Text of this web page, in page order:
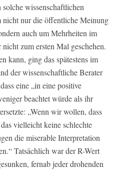
wissenschaftlichen
nicht nur die öffentliche Meinung
auch um Mehrheiten im
zum ersten Mal geschehen.
kann, ging das spätestens im
der wissenschaftliche Berater
eine „in eine positive
beachtet würde als ihr
„Wenn wir wollen, dass
vielleicht keine schlechte
die miserable Interpretation
Tatsächlich war der R-Wert
fernab jeder drohenden